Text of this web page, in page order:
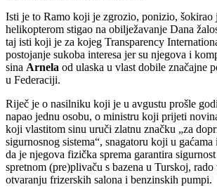
Isti je to Ramo koji je zgrozio, ponizio, šokirao
helikopterom stigao na obilježavanje Dana
taj isti koji je za kojeg Transparency
postojanje sukoba interesa jer su njegova i
sina Arnela od ulaska u vlast dobile značajne
u Federaciji.
Riječ je o nasilniku koji je u avgustu prošle
napao jednu osobu, o ministru koji prijeti
koji vlastitom sinu uruči zlatnu značku „za
sigurnosnog sistema“, snagatoru koji u
da je njegova fizička sprema garantira
spretnom (pre)plivaču s bazena u Turskoj, rado
otvaranju frizerskih salona i benzinskih pumpi.